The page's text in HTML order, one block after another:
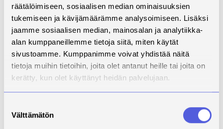
räätälöimiseen, sosiaalisen median ominaisuuksien
tukemiseen ja kävijämäärämme analysoimiseen. Lisäksi
jaamme sosiaalisen median, mainosalan ja analytiikka-
alan kumppaneillemme tietoja siitä, miten käytät
sivustoamme. Kumppanimme voivat yhdistää näitä
tietoja muihin tietoihin, joita olet antanut heille tai joita on
kerätty, kun olet käyttänyt heidän palvelujaan.
valinta
Välttämätön
Status
Ended
Contact
Antti Iire
Description
Partners
Hankkeen pääkoordinaattorina
toimii Talentree Oy, Savonia
Funded by